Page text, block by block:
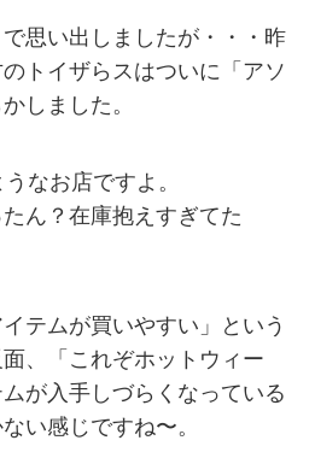
で思い出しましたが・・・昨
トイザらスはついに「アソ
しました。
なお店ですよ。
ん？在庫抱えすぎてた
テムが買いやすい」という
、「これぞホットウィー
が入手しづらくなっている
い感じですね〜。